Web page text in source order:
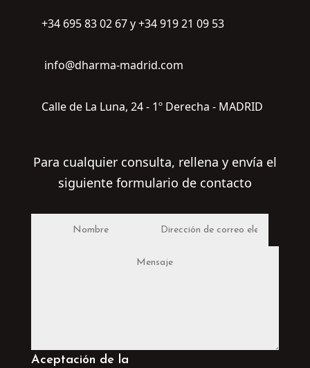
+34 695 83 02 67 y +34 919 21 09 53
info@dharma-madrid.com
Calle de La Luna, 24 - 1º Derecha - MADRID
Para cualquier consulta, rellena y envía el
siguiente formulario de contacto
Aceptación de la